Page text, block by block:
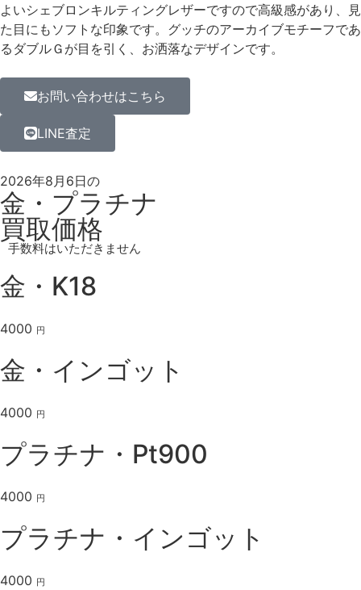
よいシェブロンキルティングレザーですので高級感があり、見
た目にもソフトな印象です。グッチのアーカイブモチーフであ
るダブルＧが目を引く、お洒落なデザインです。
お問い合わせはこちら
LINE査定
2026年8月6日の
金・プラチナ
買取価格
手数料はいただきません
金・K18
4000 円
金・インゴット
4000 円
プラチナ・Pt900
4000 円
プラチナ・インゴット
4000 円